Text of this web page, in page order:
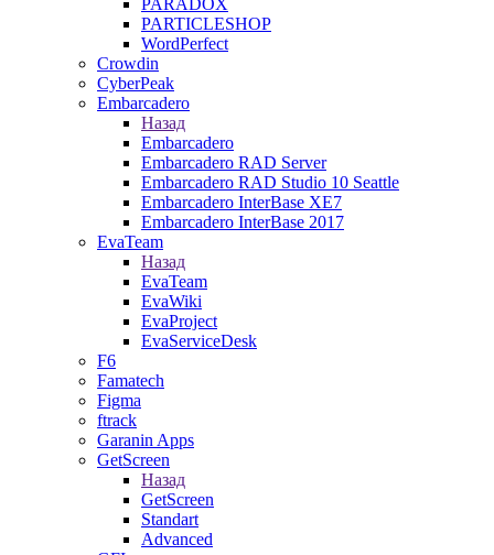
PARADOX
PARTICLESHOP
WordPerfect
Crowdin
CyberPeak
Embarcadero
Назад
Embarcadero
Embarcadero RAD Server
Embarcadero RAD Studio 10 Seattle
Embarcadero InterBase XE7
Embarcadero InterBase 2017
EvaTeam
Назад
EvaTeam
EvaWiki
EvaProject
EvaServiceDesk
F6
Famatech
Figma
ftrack
Garanin Apps
GetScreen
Назад
GetScreen
Standart
Advanced